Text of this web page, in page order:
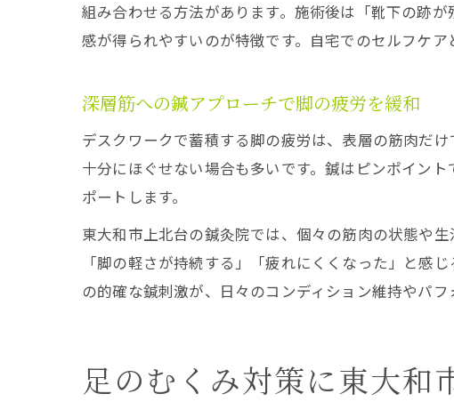
組み合わせる方法があります。施術後は「靴下の跡
感が得られやすいのが特徴です。自宅でのセルフケア
深層筋への鍼アプローチで脚の疲労を緩和
デスクワークで蓄積する脚の疲労は、表層の筋肉だ
十分にほぐせない場合も多いです。鍼はピンポイン
ポートします。
東大和市上北台の鍼灸院では、個々の筋肉の状態や
「脚の軽さが持続する」「疲れにくくなった」と感
の的確な鍼刺激が、日々のコンディション維持やパフ
足のむくみ対策に東大和